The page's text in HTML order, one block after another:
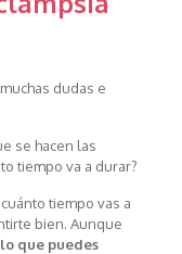
dudas e
se hacen las
tiempo va a durar?
tiempo vas a
bien. Aunque
que puedes